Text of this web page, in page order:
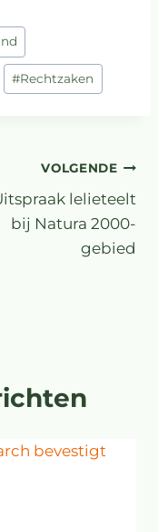
#Rechtzaken
VOLGENDE
lelieteelt
bij Natura 2000-
gebied